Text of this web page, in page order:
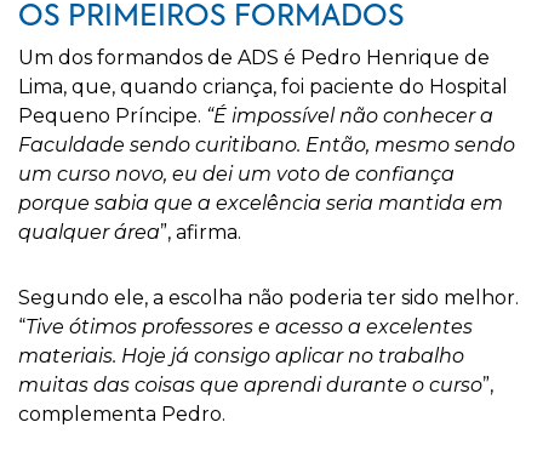
OS PRIMEIROS FORMADOS
Um dos formandos de ADS é Pedro Henrique de
Lima, que, quando criança, foi paciente do Hospital
Pequeno Príncipe. “É impossível não conhecer a
Faculdade sendo curitibano. Então, mesmo sendo
um curso novo, eu dei um voto de confiança
porque sabia que a excelência seria mantida em
qualquer área”, afirma.
Segundo ele, a escolha não poderia ter sido melhor.
“Tive ótimos professores e acesso a excelentes
materiais. Hoje já consigo aplicar no trabalho
muitas das coisas que aprendi durante o curso”,
complementa Pedro.